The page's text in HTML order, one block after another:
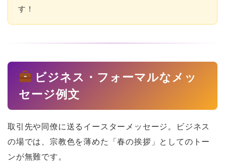
す！
ビジネス・フォーマルなメッ
セージ例文
取引先や同僚に送るイースターメッセージ。ビジネス
の場では、宗教色を薄めた「春の挨拶」としてのトー
ンが無難です。